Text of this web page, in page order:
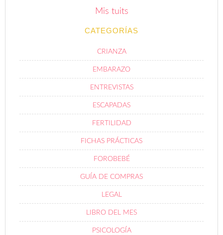
Mis tuits
CATEGORÍAS
CRIANZA
EMBARAZO
ENTREVISTAS
ESCAPADAS
FERTILIDAD
FICHAS PRÁCTICAS
FOROBEBÉ
GUÍA DE COMPRAS
LEGAL
LIBRO DEL MES
PSICOLOGÍA